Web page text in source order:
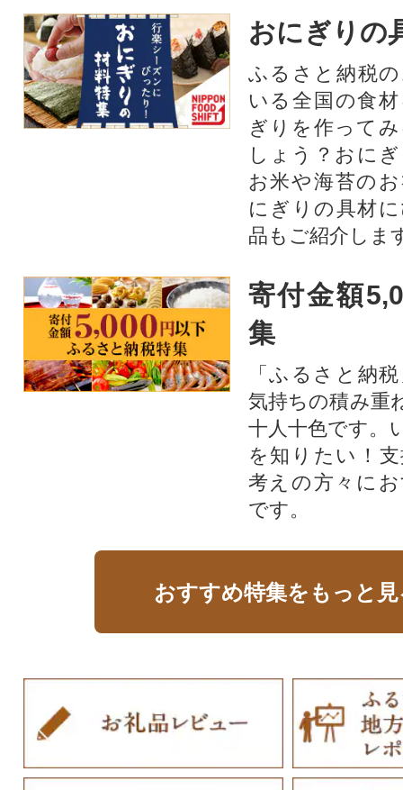
おにぎりの
ふるさと納税
いる全国の食
ぎりを作って
しょう？おに
お米や海苔の
にぎりの具材
品もご紹介しま
寄付金額
集
「ふるさと納
気持ちの積み重
十人十色です。
を知りたい！
考えの方々に
です。
おすすめ特集をもっと